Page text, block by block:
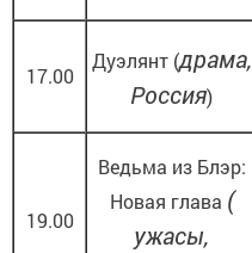
17.00
Дуэлянт (драма,
Россия)
19.00
Ведьма из Блэр:
Новая глава (
ужасы,